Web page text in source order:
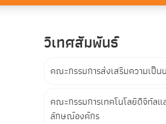
วิเทศสัมพันธ์
คณะกรรมการส่งเสริมความเป็น
คณะกรรมการเทคโนโลยีดิจิทัลแ
ลักษณ์องค์กร